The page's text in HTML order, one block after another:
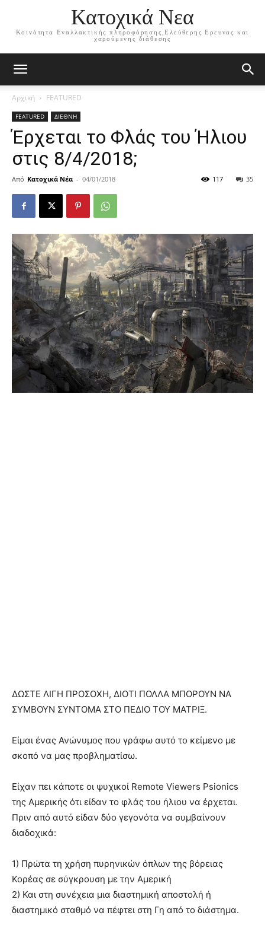
Κατοχικά Νεα
Κοινότητα Εναλλακτικής πληροφόρησης,Ελεύθερης Ερευνας και
χαρούμενης διάθεσης
Αρχική FEATURED
FEATURED ΔΙΕΘΝΗ
Έρχεται το Φλάς του Ήλιου
στις 8/4/2018;
Από Κατοχικά Νέα - 04/01/2018 35
117
ΔΩΣΤΕ ΛΙΓΗ ΠΡΟΣΟΧΗ, ΔΙΟΤΙ ΠΟΛΛΑ ΜΠΟΡΟΥΝ ΝΑ
ΣΥΜΒΟΥΝ ΣΥΝΤΟΜΑ ΣΤΟ ΠΕΔΙΟ ΤΟΥ ΜΑΤΡΙΞ.
Είμαι ένας Ανώνυμος που γράφω αυτό το κείμενο με
σκοπό να μας προβληματίσω.
Είχαν πει κάποτε οι ψυχικοί Remote Viewers Psionics
της Αμερικής ότι είδαν το φλάς του ήλιου να έρχεται.
Πριν από αυτό είδαν δύο γεγονότα να συμβαίνουν
διαδοχικά:
1) Πρώτα τη χρήση πυρηνικών όπλων της βόρειας
Κορέας σε σύγκρουση με την Αμερική
2) Και στη συνέχεια μια διαστημική αποστολή ή
διαστημικό σταθμό να πέφτει στη Γη από το διάστημα.